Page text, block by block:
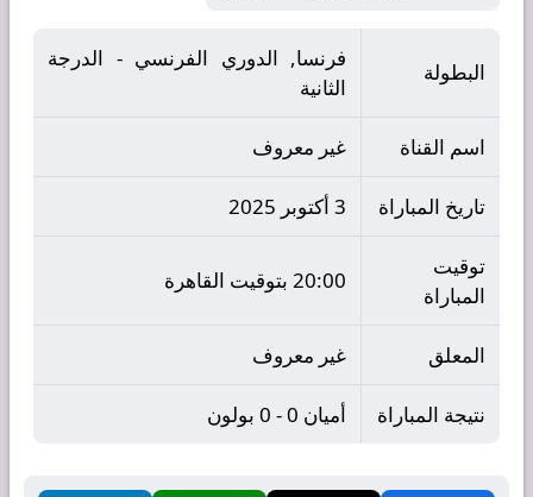
البطولة
فرنسا, الدوري الفرنسي - الدرجة
الثانية
اسم القناة غير معروف
تاريخ المباراة 3 أكتوبر 2025
توقيت
المباراة
20:00 بتوقيت القاهرة
المعلق غير معروف
نتيجة المباراة أميان 0 - 0 بولون